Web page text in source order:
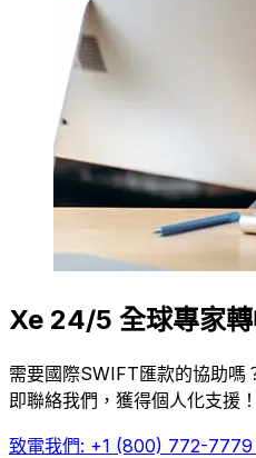
Xe 24/5 全球專家
需要國際SWIFT匯款的協助嗎
即聯絡我們，獲得個人化支援！
致電我們: +1 (800) 772-7779